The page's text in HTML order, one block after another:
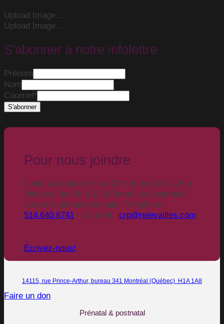
Upload Image...
Upload Image...
S'abonner à notre infolettre
Prénom
Nom
Courriel*
Pour nous joindre
Lundi au jeudi de 9 h à 12 h et de 13 h à 16 h
Vendredi de 9 h à 12 h Fermé les vendredis
durant la période estivale. Téléphone :
514.640.6741 - Courriel : crp@relevailles.com
Écrivez-nous!
14115, rue Prince-Arthur, bureau 341 Montréal (Québec) H1A 1A8
Faire un don
Prénatal & postnatal